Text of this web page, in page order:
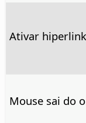
Ativar hiperlink
Mouse sai do